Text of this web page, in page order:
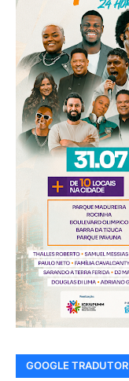
GOOGLE TRADUTOR